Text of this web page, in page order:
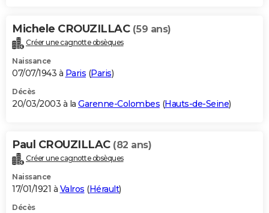
Michele CROUZILLAC (59 ans)
Créer une cagnotte obsèques
Naissance
07/07/1943 à Paris (Paris)
Décès
20/03/2003 à la Garenne-Colombes (Hauts-de-Seine)
Paul CROUZILLAC (82 ans)
Créer une cagnotte obsèques
Naissance
17/01/1921 à Valros (Hérault)
Décès